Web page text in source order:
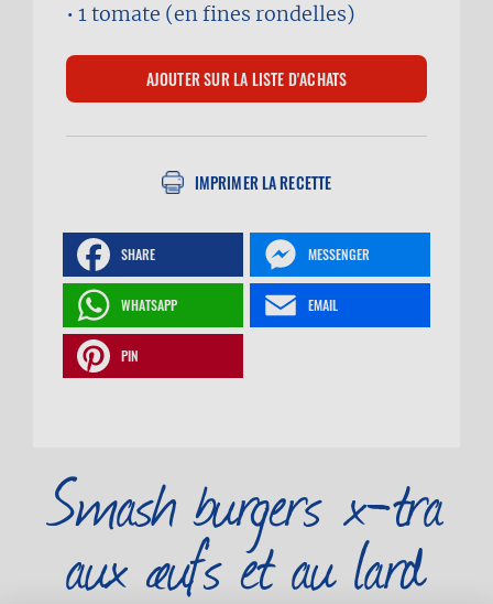
1tomate (en fines rondelles)
IMPRIMER LA RECETTE
SHARE MESSENGER
WHATSAPP EMAIL
PIN
Smash burgers x-tra
aux œufs et au lard